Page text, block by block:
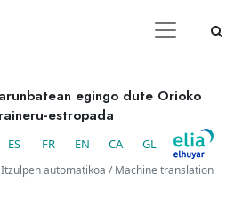
egingo dute Orioko
estropada
ES FR EN CA GL
Itzulpen automatikoa / Machine translation